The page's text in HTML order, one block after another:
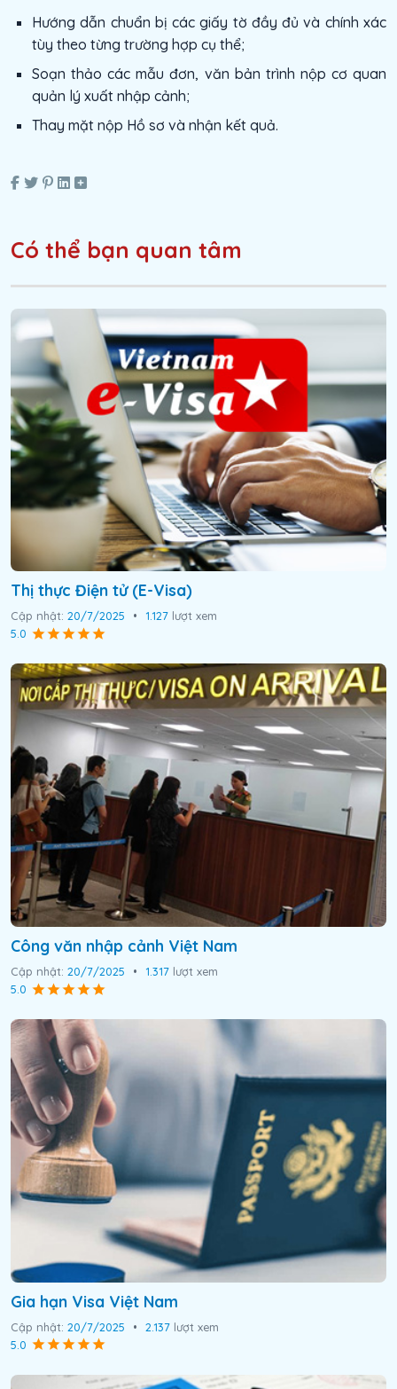
Hướng dẫn chuẩn bị các giấy tờ đầy đủ và chính xác
tùy theo từng trường hợp cụ thể;
Soạn thảo các mẫu đơn, văn bản trình nộp cơ quan
quản lý xuất nhập cảnh;
Thay mặt nộp Hồ sơ và nhận kết quả.
Có thể bạn quan tâm
Thị thực Điện tử (E-Visa)
Cập nhật: 20/7/2025 • 1.127 lượt xem
5.0
Công văn nhập cảnh Việt Nam
Cập nhật: 20/7/2025 • 1.317 lượt xem
5.0
Gia hạn Visa Việt Nam
Cập nhật: 20/7/2025 • 2.137 lượt xem
5.0